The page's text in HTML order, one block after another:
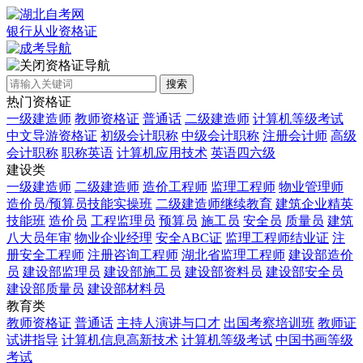
银行从业资格证
资格证导航
搜索
热门资格证
一级建造师 教师资格证 普通话 二级建造师 计算机等级考试
中文导游资格证 初级会计职称 中级会计职称 注册会计师 高级
会计职称 职称英语 计算机应用技术 英语四六级
建设类
一级建造师 二级建造师 造价工程师 监理工程师 物业管理师
造价员/预算员技能实操班 二级建造师继续教育 建筑企业精英
技能班 造价员 工程监理员 预算员 施工员 安全员 质量员 建筑
八大员年审 物业企业经理 安全ABC证 监理工程师结业证 注
册安全工程师 注册咨询工程师 湖北省监理工程师 建设部造价
员 建设部监理员 建设部施工员 建设部资料员 建设部安全员
建设部质量员 建设部材料员
教育类
教师资格证 普通话 主持人演讲与口才 出国考察培训班 教师证
试讲指导 计算机信息高新技术 计算机等级考试 中国书画等级
考试